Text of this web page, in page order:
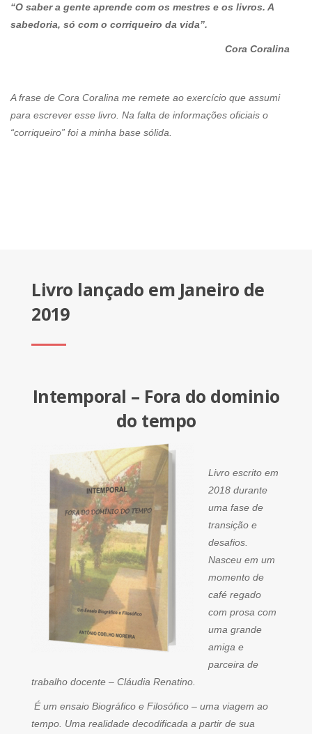
“O saber a gente aprende com os mestres e os livros. A
sabedoria, só com o corriqueiro da vida”.
Cora Coralina
A frase de Cora Coralina me remete ao exercício que assumi
para escrever esse livro. Na falta de informações oficiais o
“corriqueiro” foi a minha base sólida.
Livro lançado em Janeiro de
2019
Intemporal – Fora do dominio
do tempo
Livro escrito em
2018 durante
uma fase de
transição e
desafios.
Nasceu em um
momento de
café regado
com prosa com
uma grande
amiga e
parceira de
trabalho docente – Cláudia Renatino.
É um ensaio Biográfico e Filosófico – uma viagem ao
tempo. Uma realidade decodificada a partir de sua